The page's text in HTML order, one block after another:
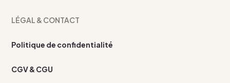
LÉGAL & CONTACT
Politique de confidentialité
CGV & CGU